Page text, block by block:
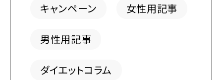
キャンペーン 女性用記事
男性用記事
ダイエットコラム